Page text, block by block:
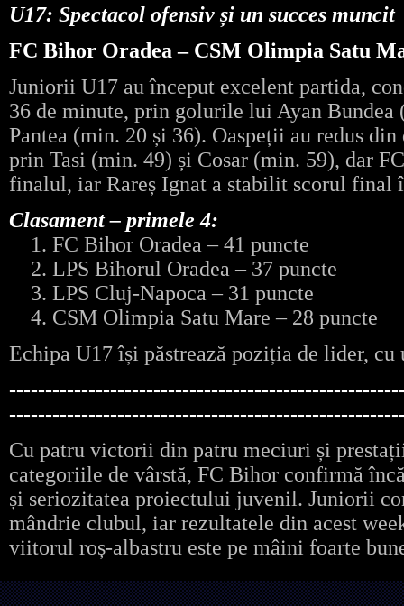
U17: Spectacol ofensiv și un succes muncit
FC Bihor Oradea – CSM Olimpia Satu
Juniorii U17 au început excelent partida,
36 de minute, prin golurile lui Ayan
Pantea (min. 20 și 36). Oaspeții au redus
prin Tasi (min. 49) și Cosar (min. 59), dar
finalul, iar Rareș Ignat a stabilit scorul final
Clasament – primele 4:
1. FC Bihor Oradea – 41 puncte
2. LPS Bihorul Oradea – 37 puncte
3. LPS Cluj-Napoca – 31 puncte
4. CSM Olimpia Satu Mare – 28 puncte
Echipa U17 își păstrează poziția de lider, cu
Cu patru victorii din patru meciuri și
categoriile de vârstă, FC Bihor confirmă
și seriozitatea proiectului juvenil. Juniorii
mândrie clubul, iar rezultatele din acest
viitorul roș-albastru este pe mâini foarte